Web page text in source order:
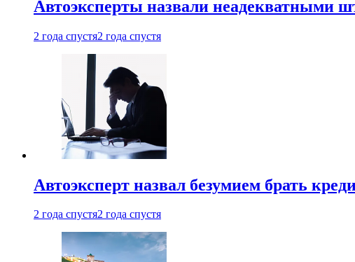
Автоэксперты назвали неадекватными
2 года спустя2 года спустя
Автоэксперт назвал безумием брать
2 года спустя2 года спустя